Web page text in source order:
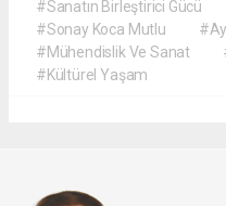
#Sanatın Birleştirici Gücü
#Sonay Koca Mutlu
#Mühendislik Ve Sanat
#Kültürel Yaşam